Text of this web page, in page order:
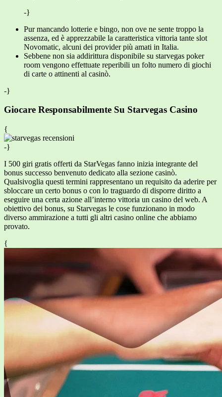
-}
Pur mancando lotterie e bingo, non ove ne sente troppo la
assenza, ed è apprezzabile la caratteristica vittoria tante slot
Novomatic, alcuni dei provider più amati in Italia.
Sebbene non sia addirittura disponibile su starvegas poker
room vengono effettuate reperibili un folto numero di giochi
di carte o attinenti al casinò.
-}
Giocare Responsabilmente Su Starvegas Casino
{
-}
I 500 giri gratis offerti da StarVegas fanno inizia integrante del
bonus successo benvenuto dedicato alla sezione casinò.
Qualsivoglia questi termini rappresentano un requisito da aderire per
sbloccare un certo bonus o con lo traguardo di disporre diritto a
eseguire una certa azione all’interno vittoria un casino del web. A
obiettivo dei bonus, su Starvegas le cose funzionano in modo
diverso ammirazione a tutti gli altri casino online che abbiamo
provato.
{